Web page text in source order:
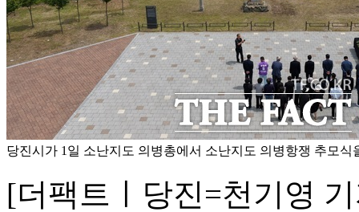
당진시가 1일 소난지도 의병총에서 소난지도 의병항쟁 추모식
[더팩트ㅣ당진=천기영